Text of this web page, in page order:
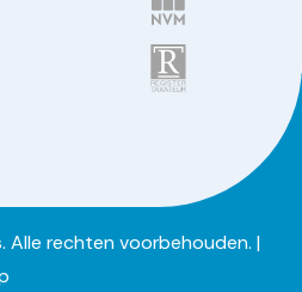
. Alle rechten voorbehouden. |